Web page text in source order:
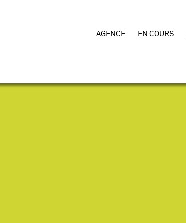
AGENCE EN COURS